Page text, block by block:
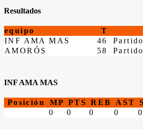
Resultados
equipo T
INF AMA MAS
46
AMORÓS
58
INF AMA MAS
Posición MP PTS REB AST
0
0 0 0 0